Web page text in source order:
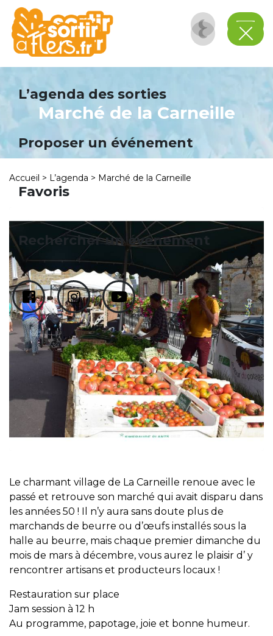
L’agenda des sorties
Proposer un événement
Favoris
Rechercher un événement
Marché de la Carneille
Accueil > L’agenda > Marché de la Carneille
Le charmant village de La Carneille renoue avec le
passé et retrouve son marché qui avait disparu dans
les années 50 ! Il n’y aura sans doute plus de
marchands de beurre ou d’œufs installés sous la
halle au beurre, mais chaque premier dimanche du
mois de mars à décembre, vous aurez le plaisir d’ y
rencontrer artisans et producteurs locaux !
Restauration sur place
Jam session à 12 h
Au programme, papotage, joie et bonne humeur.
Panneau de gestion des cookies